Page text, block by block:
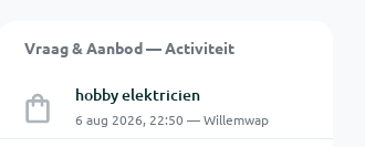
Vraag & Aanbod — Activiteit
hobby elektricien
6 aug 2026, 22:50 — Willemwap